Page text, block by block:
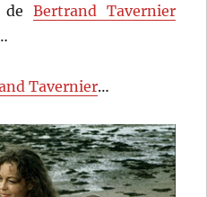
de Bertrand Tavernier
Tavernier…